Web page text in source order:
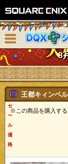
8
ニューを閉じる
王都キィンベ
※この商品を購入する
セ
ー
ル
価
格